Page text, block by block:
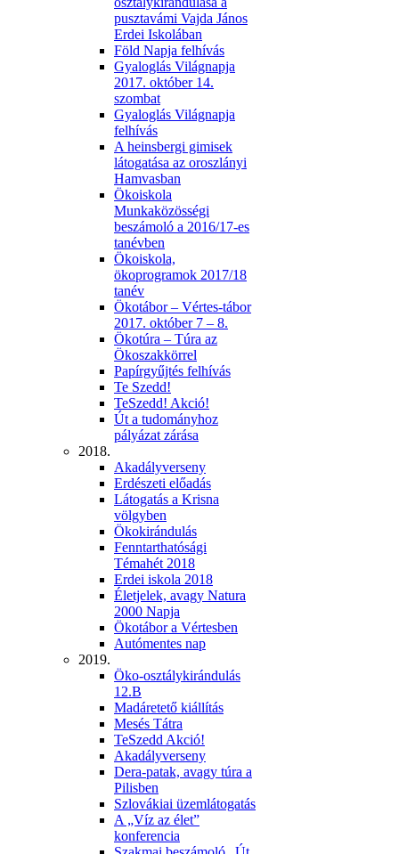
pusztavámi Vajda János
Erdei Iskolában
Föld Napja felhívás
Gyaloglás Világnapja
2017. október 14.
szombat
Gyaloglás Világnapja
felhívás
A heinsbergi gimisek
látogatása az oroszlányi
Hamvasban
Ökoiskola
Munkaközösségi
beszámoló a 2016/17-es
tanévben
Ökoiskola,
ökoprogramok 2017/18
tanév
Ökotábor – Vértes-tábor
2017. október 7 – 8.
Ökotúra – Túra az
Ökoszakkörrel
Papírgyűjtés felhívás
Te Szedd!
TeSzedd! Akció!
Út a tudományhoz
pályázat zárása
2018.
Akadályverseny
Erdészeti előadás
Látogatás a Krisna
völgyben
Ökokirándulás
Fenntarthatósági
Témahét 2018
Erdei iskola 2018
Életjelek, avagy Natura
2000 Napja
Ökotábor a Vértesben
Autómentes nap
2019.
Öko-osztálykirándulás
12.B
Madáretető kiállítás
Mesés Tátra
TeSzedd Akció!
Akadályverseny
Dera-patak, avagy túra a
Pilisben
Szlovákiai üzemlátogatás
A „Víz az élet”
konferencia